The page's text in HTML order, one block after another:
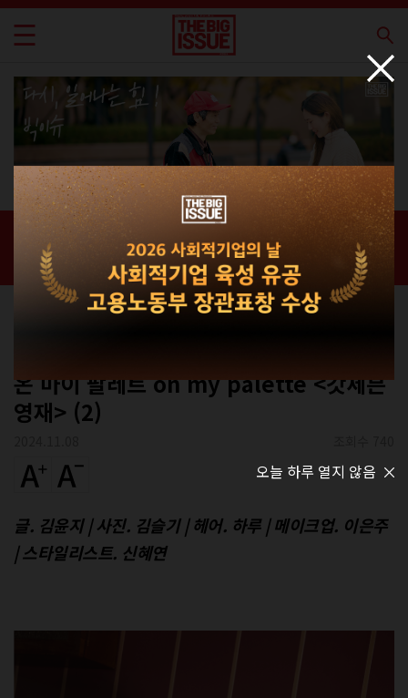
신간 · 과월호
홈 / 매거진 / 신간 · 과월호
온 마이 팔레트 on my palette <갓세븐
영재> (2)
글. 김윤지 | 사진. 김슬기 | 헤어. 하루 | 메이크업. 이은주
| 스타일리스트. 신혜연
오늘 하루 열지 않음